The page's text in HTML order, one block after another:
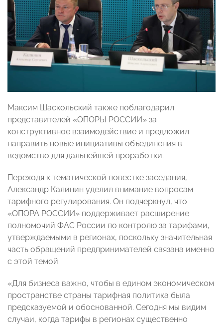
Максим Шаскольский также поблагодарил
представителей «ОПОРЫ РОССИИ» за
конструктивное взаимодействие и предложил
направить новые инициативы объединения в
ведомство для дальнейшей проработки.
Переходя к тематической повестке заседания,
Александр Калинин уделил внимание вопросам
тарифного регулирования. Он подчеркнул, что
«ОПОРА РОССИИ» поддерживает расширение
полномочий ФАС России по контролю за тарифами,
утверждаемыми в регионах, поскольку значительная
часть обращений предпринимателей связана именно
с этой темой.
«Для бизнеса важно, чтобы в едином экономическом
пространстве страны тарифная политика была
предсказуемой и обоснованной. Сегодня мы видим
случаи, когда тарифы в регионах существенно